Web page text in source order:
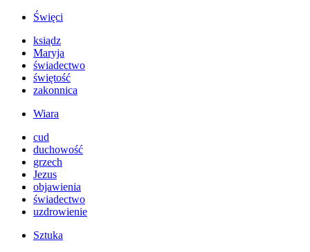
Święci
ksiądz
Maryja
świadectwo
świętość
zakonnica
Wiara
cud
duchowość
grzech
Jezus
objawienia
świadectwo
uzdrowienie
Sztuka